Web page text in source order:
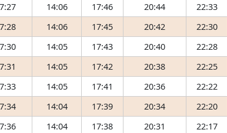
14:06 17:46 20:44 22:33
14:06 17:45 20:42 22:30
14:05 17:43 20:40 22:28
14:05 17:42 20:38 22:25
14:05 17:41 20:36 22:22
14:04 17:39 20:34 22:20
14:04 17:38 20:31 22:17